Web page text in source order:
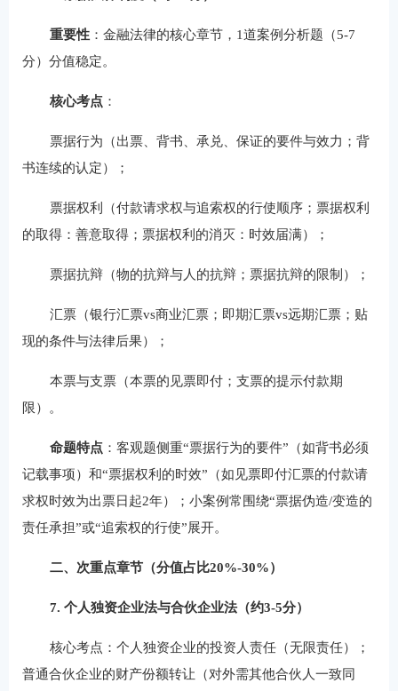
重要性：金融法律的核心章节，1道案例分析题（5-7
分）分值稳定。
核心考点：
票据行为（出票、背书、承兑、保证的要件与效力；背
书连续的认定）；
票据权利（付款请求权与追索权的行使顺序；票据权利
的取得：善意取得；票据权利的消灭：时效届满）；
票据抗辩（物的抗辩与人的抗辩；票据抗辩的限制）；
汇票（银行汇票vs商业汇票；即期汇票vs远期汇票；贴
现的条件与法律后果）；
本票与支票（本票的见票即付；支票的提示付款期
限）。
命题特点：客观题侧重“票据行为的要件”（如背书必须
记载事项）和“票据权利的时效”（如见票即付汇票的付款请
求权时效为出票日起2年）；小案例常围绕“票据伪造/变造的
责任承担”或“追索权的行使”展开。
二、次重点章节（分值占比20%-30%）
7. 个人独资企业法与合伙企业法（约3-5分）
核心考点：个人独资企业的投资人责任（无限责任）；
普通合伙企业的财产份额转让（对外需其他合伙人一致同